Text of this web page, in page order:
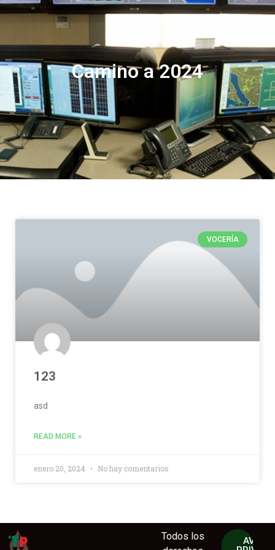
Camino a 2024
VOCERÍA
123
asd
READ MORE »
enero 20, 2024 No hay comentarios
Todos los
AVISO